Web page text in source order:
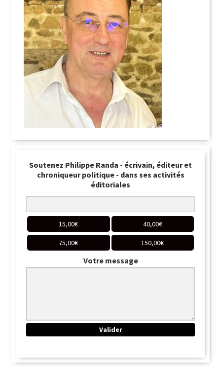
Soutenez Philippe Randa - écrivain, éditeur et
chroniqueur politique - dans ses activités
éditoriales
15,00€ 40,00€
75,00€ 150,00€
Votre message